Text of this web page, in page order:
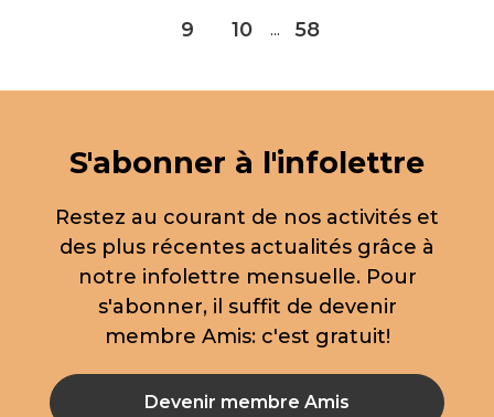
9 10 ... 58
S'abonner à l'infolettre
Restez au courant de nos activités et
des plus récentes actualités grâce à
notre infolettre mensuelle. Pour
s'abonner, il suffit de devenir
membre Amis: c'est gratuit!
Devenir membre Amis